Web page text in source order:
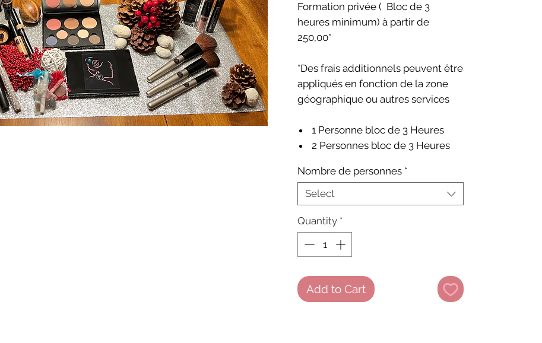
Formation privée ( Bloc de 3
heures minimum) à partir de
250,00*
*Des frais additionnels peuvent être
appliqués en fonction de la zone
géographique ou autres services
1 Personne bloc de 3 Heures
2 Personnes bloc de 3 Heures
4 Personnes bloc de 4 Heures
Nombre de personnes *
Select
Quantity *
Add to Cart